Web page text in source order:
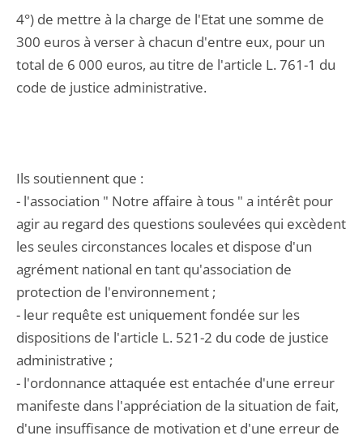
4°) de mettre à la charge de l'Etat une somme de
300 euros à verser à chacun d'entre eux, pour un
total de 6 000 euros, au titre de l'article L. 761-1 du
code de justice administrative.
Ils soutiennent que :
- l'association " Notre affaire à tous " a intérêt pour
agir au regard des questions soulevées qui excèdent
les seules circonstances locales et dispose d'un
agrément national en tant qu'association de
protection de l'environnement ;
- leur requête est uniquement fondée sur les
dispositions de l'article L. 521-2 du code de justice
administrative ;
- l'ordonnance attaquée est entachée d'une erreur
manifeste dans l'appréciation de la situation de fait,
d'une insuffisance de motivation et d'une erreur de